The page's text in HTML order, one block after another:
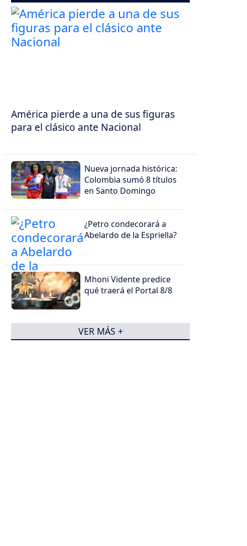
América pierde a una de sus figuras
para el clásico ante Nacional
Nueva jornada histórica:
Colombia sumó 8 títulos
en Santo Domingo
¿Petro condecorará a
Abelardo de la Espriella?
Mhoni Vidente predice
qué traerá el Portal 8/8
VER MÁS +